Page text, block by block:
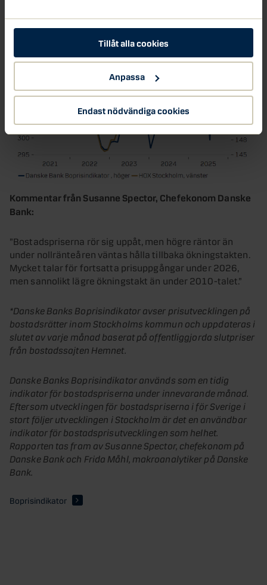
Tillåt alla cookies
Anpassa
Endast nödvändiga cookies
Kommentar från Susanne Spector, Chefekonom Danske
Bank:
”Bostadspriserna rör sig uppåt, men högre räntor än
under nollränteåren väntas hålla tillbaka ökningstakten.
Mycket talar för fortsatta prisuppgångar under 2026,
men sannolikt lägre ökningstakt än under 2010-talet.”
*Danske Banks Boprisindikator avser prisutvecklingen på
bostadsrätter inom Stockholms kommun och uppdateras i
slutet av varje månad baserat på offentliggjorda slutpriser
från bostadssajten Hemnet
Danske Banks Boprisindikator används som en tidig
indikator för bostadspriserna under innevarande månad.
Eftersom utvecklingen för bostadspriserna i för Sverige i
stort följer utvecklingen i Stockholm är det en användbar
indikator för bostadsprisutvecklingen som helhet.
Rapporten tas fram av Susanne Spector, chefekonom på
Danske Bank och Frida Måhl, makroanalytiker på Danske
Bank.
Boprisindikator